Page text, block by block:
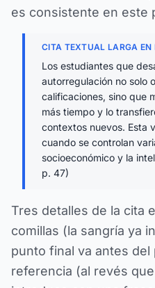
es consistente en este
CITA TEXTUAL LARGA EN
Los estudiantes que
autorregulación no solo
calificaciones, sino que
más tiempo y lo
contextos nuevos. Esta
cuando se controlan
socioeconómico y la
p. 47)
Tres detalles de la cita
comillas (la sangría ya
punto final va antes del
referencia (al revés